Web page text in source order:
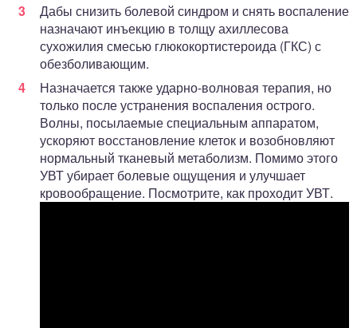
Дабы снизить болевой синдром и снять воспаление
назначают инъекцию в толщу ахиллесова
сухожилия смесью глюкокортистероида (ГКС) с
обезболивающим.
Назначается также ударно-волновая терапия, но
только после устранения воспаления острого.
Волны, посылаемые специальным аппаратом,
ускоряют восстановление клеток и возобновляют
нормальный тканевый метаболизм. Помимо этого
УВТ убирает болевые ощущения и улучшает
кровообращение. Посмотрите, как проходит УВТ.